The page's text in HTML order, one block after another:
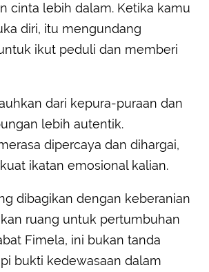
cinta lebih dalam. Ketika kamu
diri, itu mengundang
ikut peduli dan memberi
dari kepura-puraan dan
lebih autentik.
dipercaya dan dihargai,
ikatan emosional kalian.
dibagikan dengan keberanian
ruang untuk pertumbuhan
Fimela, ini bukan tanda
bukti kedewasaan dalam